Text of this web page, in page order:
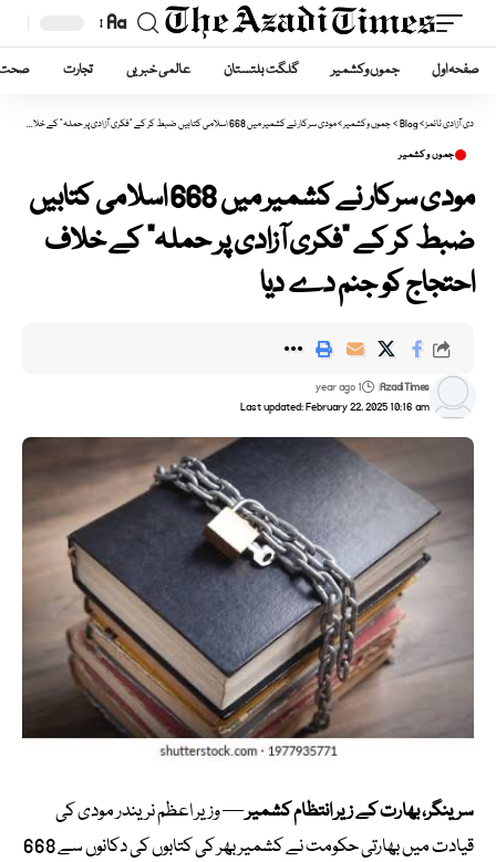
Resizer
Aa
صفحہ اول جموں وکشمیر گلگت بلتستان عالمی خبریں تجارت
دی آزادی ٹائمز>
Blog
>جموں وکشمیر>مودی سرکار نے کشمیر میں 668 اسلامی کتابیں ضبط کر کے “فکری آزادی پر حملہ” کے خلاف احتجاج کو جنم دے دیا
جموں وکشمیر
مودی سرکار نے کشمیر میں 668 اسلامی کتابیں
ضبط کر کے “فکری آزادی پر حملہ” کے خلاف
احتجاج کو جنم دے دیا
Last updated: February 22, 2025 10:16 am
Azadi Times
1 year ago
سرینگر، بھارت کے زیر انتظام کشمیر— وزیر اعظم نریندر مودی کی
قیادت میں بھارتی حکومت نے کشمیر بھر کی کتابوں کی دکانوں سے 668